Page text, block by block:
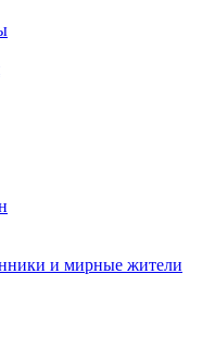
и мирные жители